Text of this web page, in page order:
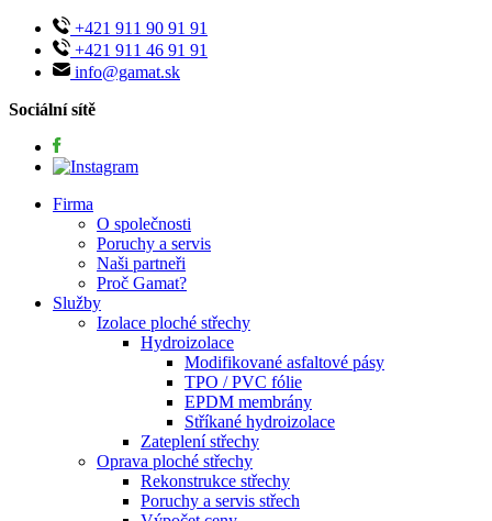
+421 911 90 91 91
+421 911 46 91 91
info@gamat.sk
Sociální sítě
Firma
O společnosti
Poruchy a servis
Naši partneři
Proč Gamat?
Služby
Izolace ploché střechy
Hydroizolace
Modifikované asfaltové pásy
TPO / PVC fólie
EPDM membrány
Stříkané hydroizolace
Zateplení střechy
Oprava ploché střechy
Rekonstrukce střechy
Poruchy a servis střech